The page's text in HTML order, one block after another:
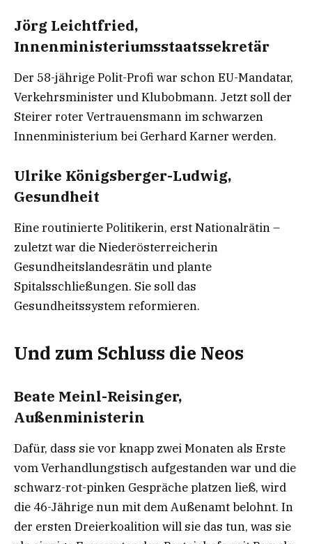
Jörg Leichtfried,
Innenministeriumsstaatssekretär
Der 58-jährige Polit-Profi war schon EU-Mandatar,
Verkehrsminister und Klubobmann. Jetzt soll der
Steirer roter Vertrauensmann im schwarzen
Innenministerium bei Gerhard Karner werden.
Ulrike Königsberger-Ludwig,
Gesundheit
Eine routinierte Politikerin, erst Nationalrätin –
zuletzt war die Niederösterreicherin
Gesundheitslandesrätin und plante
Spitalsschließungen. Sie soll das
Gesundheitssystem reformieren.
Und zum Schluss die Neos
Beate Meinl-Reisinger,
Außenministerin
Dafür, dass sie vor knapp zwei Monaten als Erste
vom Verhandlungstisch aufgestanden war und die
schwarz-rot-pinken Gespräche platzen ließ, wird
die 46-Jährige nun mit dem Außenamt belohnt. In
der ersten Dreierkoalition will sie das tun, was sie